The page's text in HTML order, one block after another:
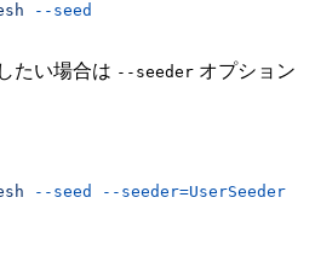
--seed
たい場合は --seeder オプション
--seed --seeder=UserSeeder